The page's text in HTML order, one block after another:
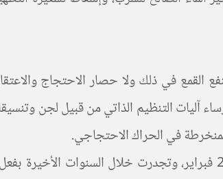
ينفع القمع في ذلك ولا حصار الاحتجاج
آليات التنظيم الذاتي من قبيل لجن
في الحراك الاحتجاجي.
إن الحركة الاجتماعية المناضلة بامينتانوت تعرف تطورا نوعيا وكميا منذ بروز